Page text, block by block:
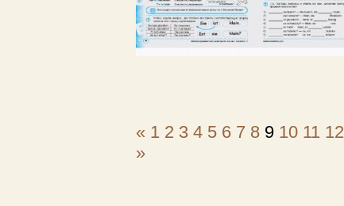
« 1 2 3 4 5 6 7 8 9 10 11 12
»